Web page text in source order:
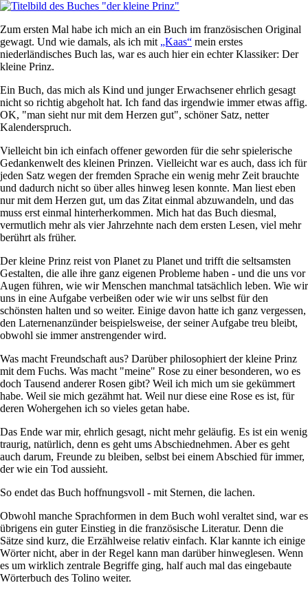
Zum ersten Mal habe ich mich an ein Buch im französischen Original
gewagt. Und wie damals, als ich mit „Kaas“ mein erstes
niederländisches Buch las, war es auch hier ein echter Klassiker: Der
kleine Prinz.
Ein Buch, das mich als Kind und junger Erwachsener ehrlich gesagt
nicht so richtig abgeholt hat. Ich fand das irgendwie immer etwas affig.
OK, "man sieht nur mit dem Herzen gut", schöner Satz, netter
Kalenderspruch.
Vielleicht bin ich einfach offener geworden für die sehr spielerische
Gedankenwelt des kleinen Prinzen. Vielleicht war es auch, dass ich für
jeden Satz wegen der fremden Sprache ein wenig mehr Zeit brauchte
und dadurch nicht so über alles hinweg lesen konnte. Man liest eben
nur mit dem Herzen gut, um das Zitat einmal abzuwandeln, und das
muss erst einmal hinterherkommen. Mich hat das Buch diesmal,
vermutlich mehr als vier Jahrzehnte nach dem ersten Lesen, viel mehr
berührt als früher.
Der kleine Prinz reist von Planet zu Planet und trifft die seltsamsten
Gestalten, die alle ihre ganz eigenen Probleme haben - und die uns vor
Augen führen, wie wir Menschen manchmal tatsächlich leben. Wie wir
uns in eine Aufgabe verbeißen oder wie wir uns selbst für den
schönsten halten und so weiter. Einige davon hatte ich ganz vergessen,
den Laternenanzünder beispielsweise, der seiner Aufgabe treu bleibt,
obwohl sie immer anstrengender wird.
Was macht Freundschaft aus? Darüber philosophiert der kleine Prinz
mit dem Fuchs. Was macht "meine" Rose zu einer besonderen, wo es
doch Tausend anderer Rosen gibt? Weil ich mich um sie gekümmert
habe. Weil sie mich gezähmt hat. Weil nur diese eine Rose es ist, für
deren Wohergehen ich so vieles getan habe.
Das Ende war mir, ehrlich gesagt, nicht mehr geläufig. Es ist ein wenig
traurig, natürlich, denn es geht ums Abschiednehmen. Aber es geht
auch darum, Freunde zu bleiben, selbst bei einem Abschied für immer,
der wie ein Tod aussieht.
So endet das Buch hoffnungsvoll - mit Sternen, die lachen.
Obwohl manche Sprachformen in dem Buch wohl veraltet sind, war es
übrigens ein guter Einstieg in die französische Literatur. Denn die
Sätze sind kurz, die Erzählweise relativ einfach. Klar kannte ich einige
Wörter nicht, aber in der Regel kann man darüber hinweglesen. Wenn
es um wirklich zentrale Begriffe ging, half auch mal das eingebaute
Wörterbuch des Tolino weiter.